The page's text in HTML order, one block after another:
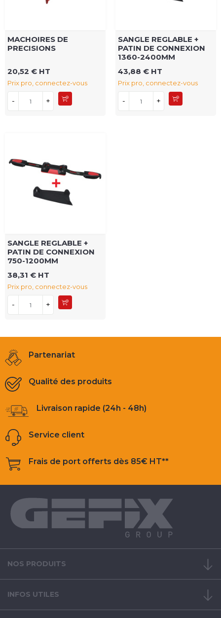
MACHOIRES DE
PRECISIONS
20,52 € HT
Prix pro, connectez-vous
- +
SANGLE REGLABLE +
PATIN DE CONNEXION
1360-2400MM
43,88 € HT
Prix pro, connectez-vous
- +
SANGLE REGLABLE +
PATIN DE CONNEXION
750-1200MM
38,31 € HT
Prix pro, connectez-vous
- +
Partenariat
Qualité des produits
Livraison rapide (24h - 48h)
Service client
Frais de port offerts dès 85€ HT**
NOS PRODUITS
INFOS UTILES